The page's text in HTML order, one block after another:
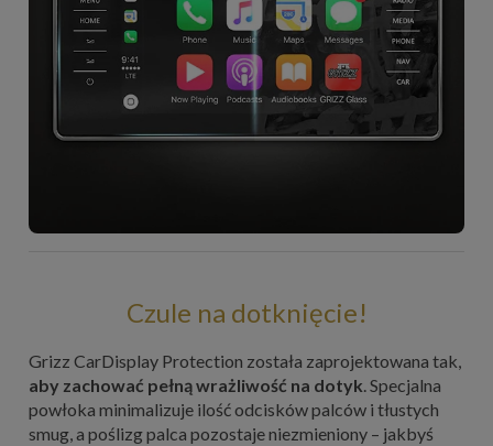
Czule na dotknięcie!
Grizz CarDisplay Protection została zaprojektowana tak,
aby zachować pełną wrażliwość na dotyk. Specjalna
powłoka minimalizuje ilość odcisków palców i tłustych
smug, a poślizg palca pozostaje niezmieniony – jakbyś